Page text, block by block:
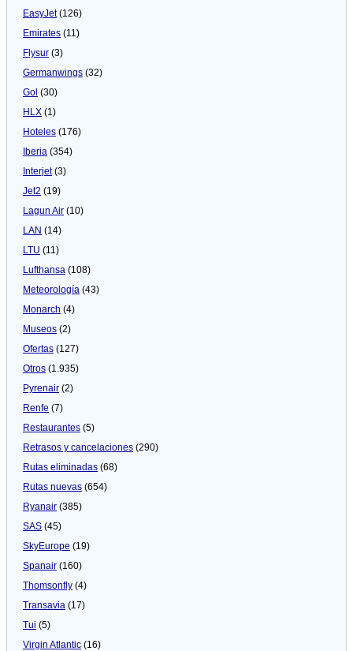
EasyJet(126)
Emirates (11)
Flysur (3)
Germanwings (32)
Gol (30)
HLX (1)
Hoteles (176)
Iberia (354)
Interjet(3)
Jet2 (19)
Lagun Air (10)
LAN (14)
LTU (11)
Lufthansa (108)
Meteorologí­a (43)
Monarch (4)
Museos (2)
Ofertas (127)
Otros (1.935)
Pyrenair (2)
Renfe (7)
Restaurantes (5)
Retrasos y cancelaciones (290)
Rutas eliminadas (68)
Rutas nuevas (654)
Ryanair (385)
SAS (45)
SkyEurope (19)
Spanair (160)
Thomsonfly (4)
Transavia (17)
Tui (5)
Virgin Atlantic (16)